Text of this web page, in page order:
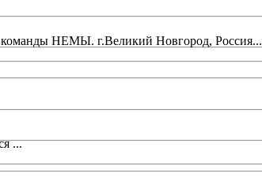
команды НЕМЫ. г.Великий Новгород, Россия...
...